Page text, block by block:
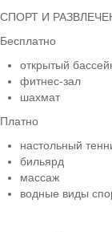
СПОРТ И
Бесплатно
открытый
фитнес-зал
шахмат
Платно
настольный
бильярд
массаж
водные виды